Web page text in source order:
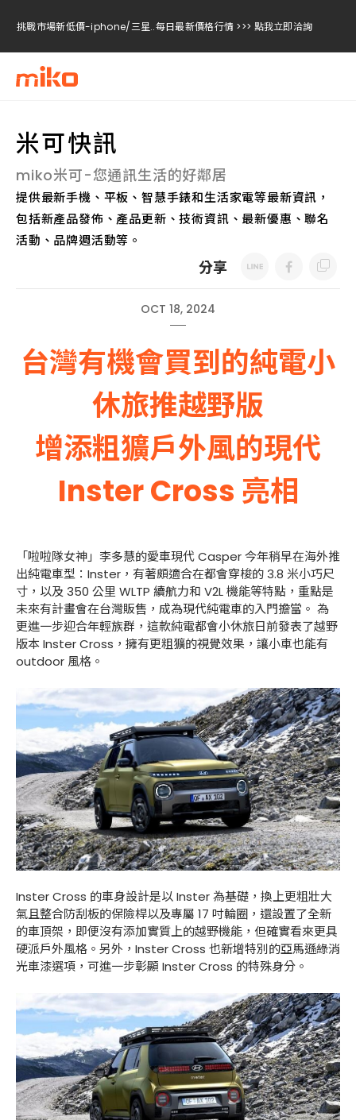
挑戰市場新低價-iphone/三星..每日最新價格行情 >>> 點我立即洽詢
挑戰市場新低價-iphone/三星..每日最新價格行情 >>> 點我立即洽詢
米可快訊
miko米可-您通訊生活的好鄰居
提供最新手機、平板、智慧手錶和生活家電等最新資訊，
包括新產品發佈、產品更新、技術資訊、最新優惠、聯名
活動、品牌週活動等。
分享
OCT 18, 2024
台灣有機會買到的純電小
休旅推越野版
增添粗獷戶外風的現代
Inster Cross 亮相
「啦啦隊女神」李多慧的愛車現代 Casper 今年稍早在海外推
出純電車型：Inster，有著頗適合在都會穿梭的 3.8 米小巧尺
寸，以及 350 公里 WLTP 續航力和 V2L 機能等特點，重點是
未來有計畫會在台灣販售，成為現代純電車的入門擔當。 為
更進一步迎合年輕族群，這款純電都會小休旅日前發表了越野
版本 Inster Cross，擁有更粗獷的視覺效果，讓小車也能有
outdoor 風格。
Inster Cross 的車身設計是以 Inster 為基礎，換上更粗壯大
氣且整合防刮板的保險桿以及專屬 17 吋輪圈，還設置了全新
的車頂架，即便沒有添加實質上的越野機能，但確實看來更具
硬派戶外風格。另外，Inster Cross 也新增特別的亞馬遜綠消
光車漆選項，可進一步彰顯 Inster Cross 的特殊身分。